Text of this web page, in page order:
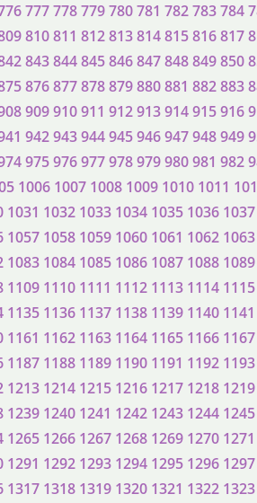
777778779780781 782783784
810811 812813814815816817
843844845846847848849850
876877878879880881 882883
909910911 912913914915916
942943944945946947948949
975976977978979980981 982
1006 1007 1008 1009 1010 1011
1031 1032 1033 1034 1035 1036 1037
1057 1058 1059 1060 1061 1062 1063
1083 1084 1085 1086 1087 1088 1089
1109 1110 1111 1112 1113 1114 1115
1135 1136 1137 1138 1139 1140 1141
1161 1162 1163 1164 1165 1166 1167
1187 1188 1189 1190 1191 1192 1193
1213 1214 1215 1216 1217 1218 1219
1239 1240 1241 1242 1243 1244 1245
1265 1266 1267 1268 1269 1270 1271
1291 1292 1293 1294 1295 1296 1297
1317 1318 1319 1320 1321 1322 1323